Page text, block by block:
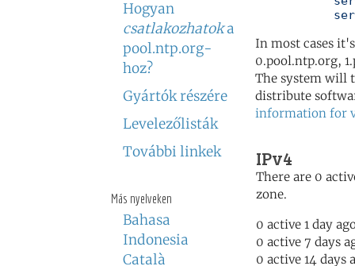
Hogyan
csatlakozhatoka
pool.ntp.org-
hoz?
Gyártók részére
Levelezőlisták
További linkek
Más nyelveken
Bahasa
Indonesia
Català
In most cases
0.pool.ntp.org,
The system will
distribute
information for
IPv4
There are 0
zone.
0 active 1 day
0 active 7 days
0 active 14 days